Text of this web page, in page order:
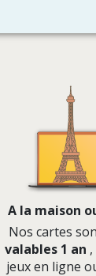
A la maison
Nos cartes
valables 1 an
jeux en ligne